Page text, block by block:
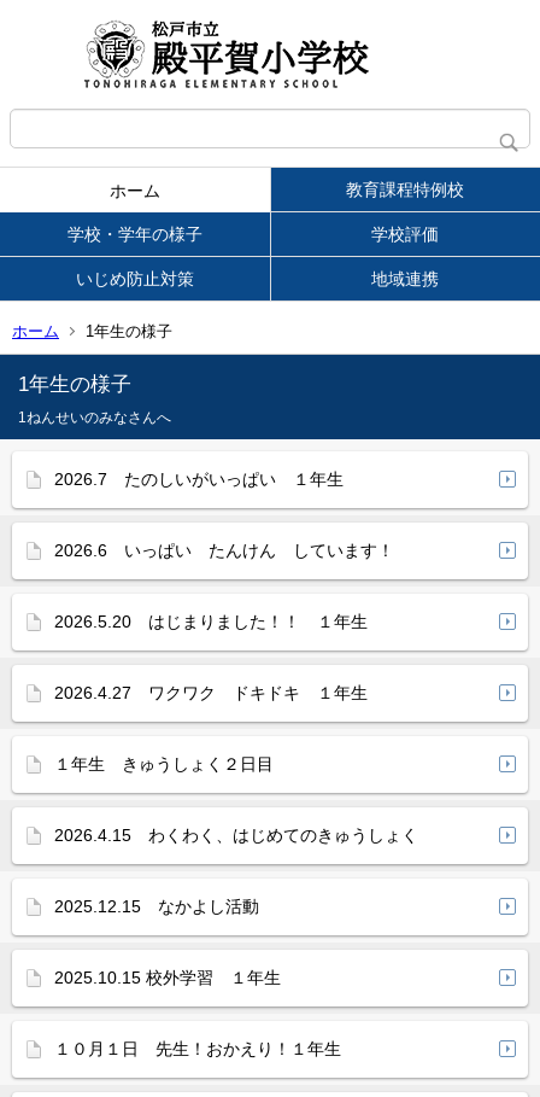
ホーム 教育課程特例校
学校・学年の様子 学校評価
いじめ防止対策 地域連携
ホーム 1年生の様子
1年生の様子
1ねんせいのみなさんへ
2026.7 たのしいがいっぱい １年生
2026.6 いっぱい たんけん しています！
2026.5.20 はじまりました！！ １年生
2026.4.27 ワクワク ドキドキ １年生
１年生 きゅうしょく２日目
2026.4.15 わくわく、はじめてのきゅうしょく
2025.12.15 なかよし活動
2025.10.15 校外学習 １年生
１０月１日 先生！おかえり！１年生